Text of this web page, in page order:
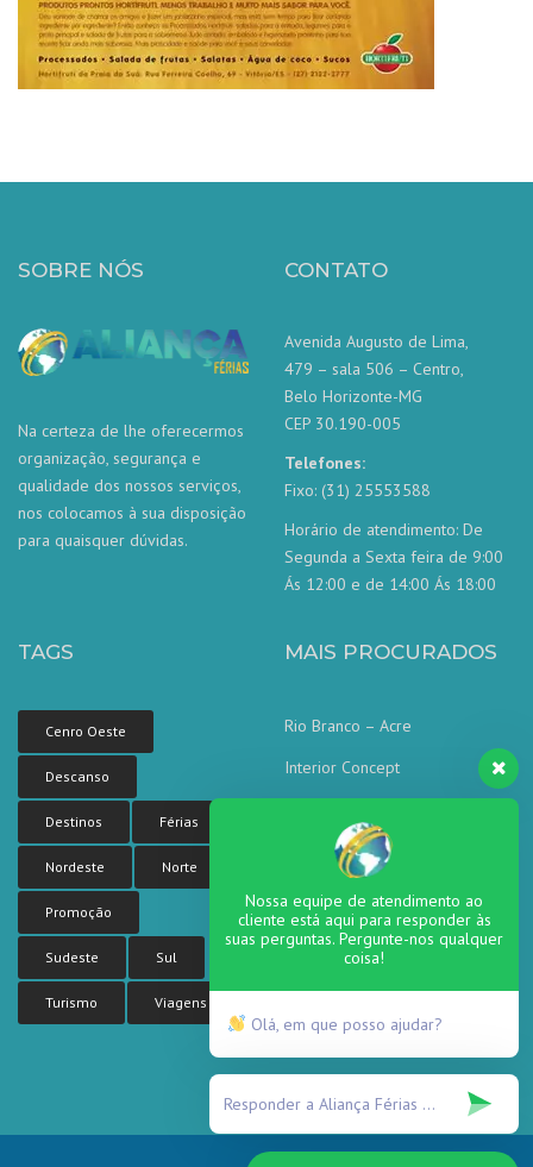
SOBRE NÓS
Na certeza de lhe oferecermos
organização, segurança e
qualidade dos nossos serviços,
nos colocamos à sua disposição
para quaisquer dúvidas.
CONTATO
Avenida Augusto de Lima,
479 – sala 506 – Centro,
Belo Horizonte-MG
CEP 30.190-005
Telefones:
Fixo: (31) 25553588
Horário de atendimento: De
Segunda a Sexta feira de 9:00
Ás 12:00 e de 14:00 Ás 18:00
TAGS
Cenro Oeste
Descanso
Destinos Férias
Nordeste Norte
Promoção
Sudeste Sul
Turismo Viagens
MAIS PROCURADOS
Rio Branco – Acre
Interior Concept
Corporate Tower
Sea side residence
Nossa equipe de atendimento ao
cliente está aqui para responder às
suas perguntas. Pergunte-nos qualquer
coisa!
Olá, em que posso ajudar?